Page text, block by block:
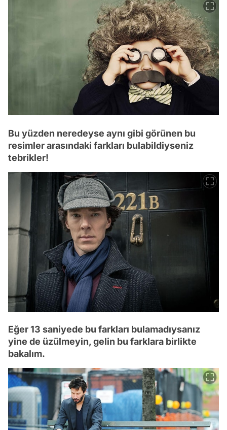
Bu yüzden neredeyse aynı gibi görünen bu
resimler arasındaki farkları bulabildiyseniz
tebrikler!
Eğer 13 saniyede bu farkları bulamadıysanız
yine de üzülmeyin, gelin bu farklara birlikte
bakalım.